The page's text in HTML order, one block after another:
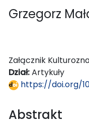
Grzegorz
Załącznik
Dział:Artykuły
https://doi.org/
Abstrakt